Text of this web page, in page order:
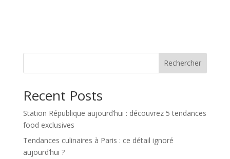
Rechercher
Recent Posts
Station République aujourd’hui : découvrez 5 tendances
food exclusives
Tendances culinaires à Paris : ce détail ignoré
aujourd’hui ?